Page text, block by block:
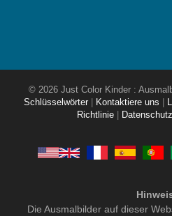
© 2026 Just Color Kinder :
Schlüsselwörter
Kontaktiere uns
Richtlinie
Die Ausmalbilder auf dieser